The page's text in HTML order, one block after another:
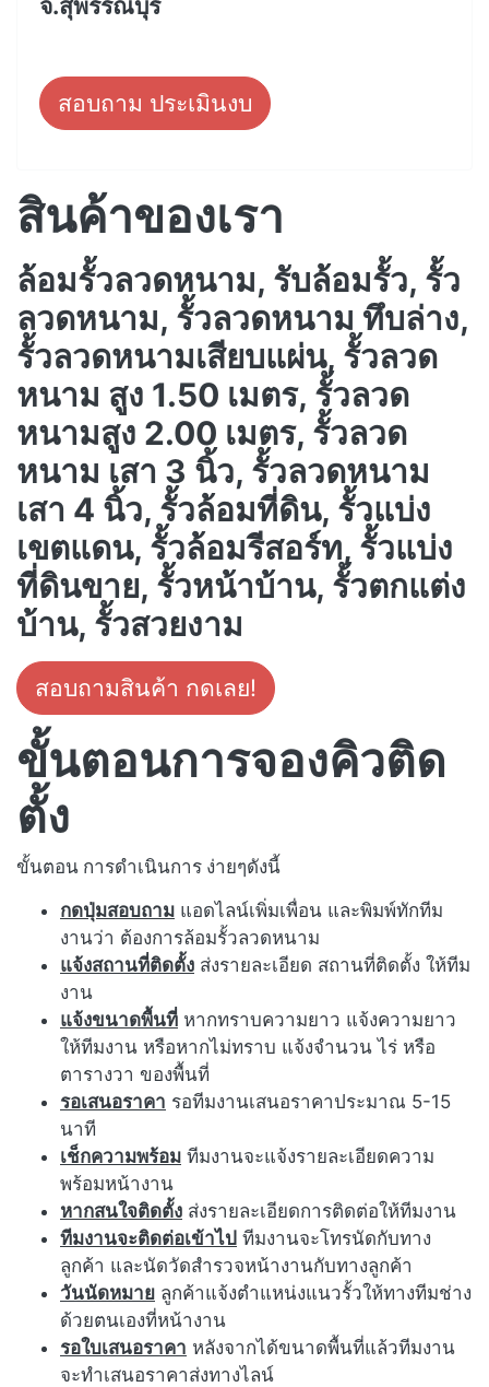
สอบถาม ประเมินงบ
สินค้าของเรา
ล้อมรั้วลวดหนาม, รับล้อมรั้ว, รั้ว
ลวดหนาม, รั้วลวดหนาม ทึบล่าง,
รั้วลวดหนามเสียบแผ่น, รั้วลวด
หนาม สูง 1.50 เมตร, รั้วลวด
หนามสูง 2.00 เมตร, รั้วลวด
หนาม เสา 3 นิ้ว, รั้วลวดหนาม
เสา 4 นิ้ว, รั้วล้อมที่ดิน, รั้วแบ่ง
เขตแดน, รั้วล้อมรีสอร์ท, รั้วแบ่ง
ที่ดินขาย, รั้วหน้าบ้าน, รั้วตกแต่ง
บ้าน, รั้วสวยงาม
สอบถามสินค้า กดเลย!
ขั้นตอนการจองคิวติด
ตั้ง
ขั้นตอน การดำเนินการ ง่ายๆดังนี้
กดปุ่มสอบถาม แอดไลน์เพิ่มเพื่อน และพิมพ์ทักทีม
งานว่า ต้องการล้อมรั้วลวดหนาม
แจ้งสถานที่ติดตั้ง ส่งรายละเอียด สถานที่ติดตั้ง ให้ทีม
งาน
แจ้งขนาดพื้นที่ หากทราบความยาว แจ้งความยาว
ให้ทีมงาน หรือหากไม่ทราบ แจ้งจำนวน ไร่ หรือ
ตารางวา ของพื้นที่
รอเสนอราคา รอทีมงานเสนอราคาประมาณ 5-15
นาที
เช็กความพร้อม ทีมงานจะแจ้งรายละเอียดความ
พร้อมหน้างาน
หากสนใจติดตั้ง ส่งรายละเอียดการติดต่อให้ทีมงาน
ทีมงานจะติดต่อเข้าไป ทีมงานจะโทรนัดกับทาง
ลูกค้า และนัดวัดสำรวจหน้างานกับทางลูกค้า
วันนัดหมาย ลูกค้าแจ้งตำแหน่งแนวรั้วให้ทางทีมช่าง
ด้วยตนเองที่หน้างาน
รอใบเสนอราคา หลังจากได้ขนาดพื้นที่แล้วทีมงาน
จะทำเสนอราคาส่งทางไลน์